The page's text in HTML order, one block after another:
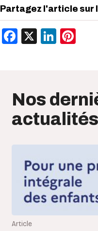
Partagez l'article sur
Facebook
X
Nos
actualités
Article